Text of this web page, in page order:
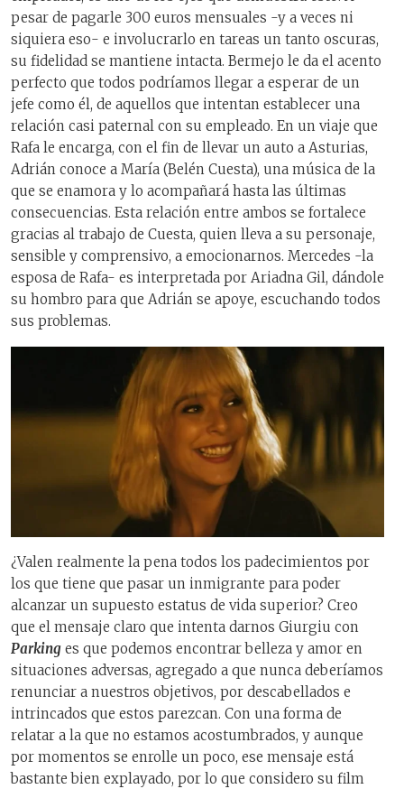
pesar de pagarle 300 euros mensuales -y a veces ni
siquiera eso- e involucrarlo en tareas un tanto oscuras,
su fidelidad se mantiene intacta. Bermejo le da el acento
perfecto que todos podríamos llegar a esperar de un
jefe como él, de aquellos que intentan establecer una
relación casi paternal con su empleado. En un viaje que
Rafa le encarga, con el fin de llevar un auto a Asturias,
Adrián conoce a María (Belén Cuesta), una música de la
que se enamora y lo acompañará hasta las últimas
consecuencias. Esta relación entre ambos se fortalece
gracias al trabajo de Cuesta, quien lleva a su personaje,
sensible y comprensivo, a emocionarnos. Mercedes -la
esposa de Rafa- es interpretada por Ariadna Gil, dándole
su hombro para que Adrián se apoye, escuchando todos
sus problemas.
¿Valen realmente la pena todos los padecimientos por
los que tiene que pasar un inmigrante para poder
alcanzar un supuesto estatus de vida superior? Creo
que el mensaje claro que intenta darnos Giurgiu con
Parking es que podemos encontrar belleza y amor en
situaciones adversas, agregado a que nunca deberíamos
renunciar a nuestros objetivos, por descabellados e
intrincados que estos parezcan. Con una forma de
relatar a la que no estamos acostumbrados, y aunque
por momentos se enrolle un poco, ese mensaje está
bastante bien explayado, por lo que considero su film